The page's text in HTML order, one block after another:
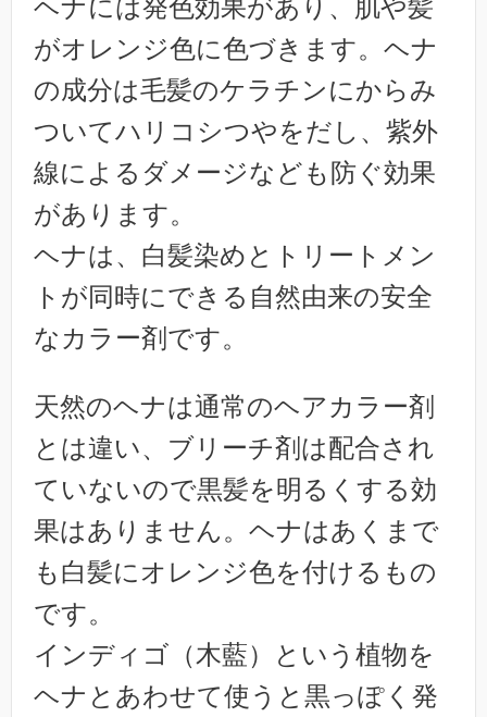
ヘナには発色効果があり、肌や髪
がオレンジ色に色づきます。ヘナ
の成分は毛髪のケラチンにからみ
ついてハリコシつやをだし、紫外
線によるダメージなども防ぐ効果
があります。
ヘナは、白髪染めとトリートメン
トが同時にできる自然由来の安全
なカラー剤です。
天然のヘナは通常のヘアカラー剤
とは違い、ブリーチ剤は配合され
ていないので黒髪を明るくする効
果はありません。ヘナはあくまで
も白髪にオレンジ色を付けるもの
です。
インディゴ（木藍）という植物を
ヘナとあわせて使うと黒っぽく発